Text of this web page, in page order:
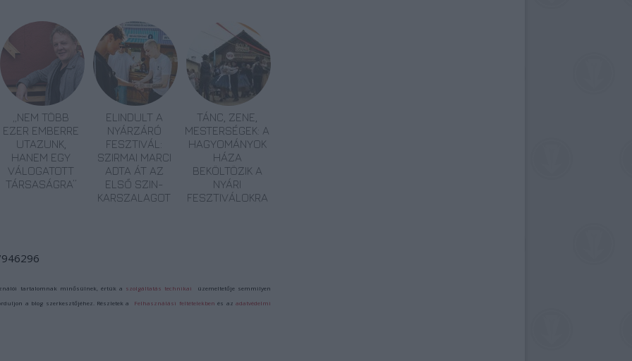
„NEM TÖBB
EZER EMBERRE
UTAZUNK,
HANEM EGY
VÁLOGATOTT
TÁRSASÁGRA”
ELINDULT A
NYÁRZÁRÓ
FESZTIVÁL:
SZIRMAI MARCI
ADTA ÁT AZ
ELSŐ SZIN-
KARSZALAGOT
TÁNC, ZENE,
MESTERSÉGEK: A
HAGYOMÁNYOK
HÁZA
BEKÖLTÖZIK A
NYÁRI
FESZTIVÁLOKRA
tartalomnak minősülnek, értük a szolgáltatás technikai üzemeltetője semmilyen
a blog szerkesztőjéhez. Részletek a Felhasználási feltételekben és azadatvédelmi